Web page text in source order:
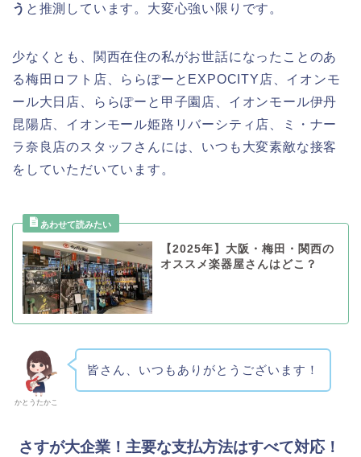
う と推測しています。大変心強い限りです。
少なくとも、関西在住の私がお世話になったことのあ
る梅田ロフト店、ららぽーとEXPOCITY店、イオンモ
ール大日店、ららぽーと甲子園店、イオンモール伊丹
昆陽店、イオンモール姫路リバーシティ店、ミ・ナー
ラ奈良店のスタッフさんには、いつも大変素敵な接客
をしていただいています。
【2025年】大阪・梅田・関西の
オススメ楽器屋さんはどこ？
かとうたかこ
皆さん、いつもありがとうございます！
さすが大企業！主要な支払方法はすべて対応！